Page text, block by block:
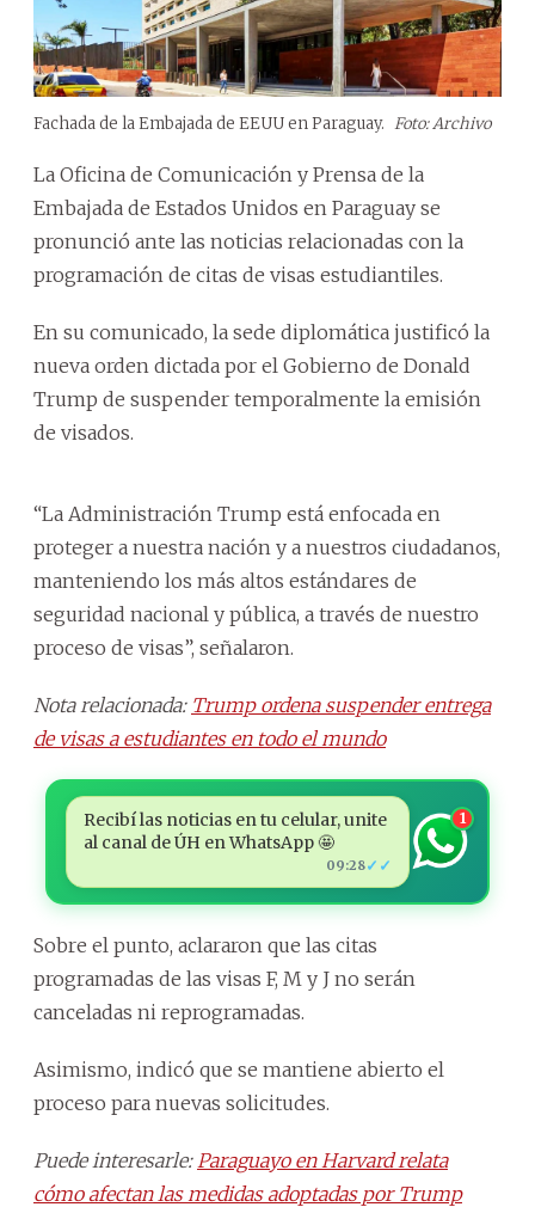
Fachada de la Embajada de EEUU en Paraguay. Foto: Archivo
La Oficina de Comunicación y Prensa de la
Embajada de Estados Unidos en Paraguay se
pronunció ante las noticias relacionadas con la
programación de citas de visas estudiantiles.
En su comunicado, la sede diplomática justificó la
nueva orden dictada por el Gobierno de Donald
Trump de suspender temporalmente la emisión
de visados.
“La Administración Trump está enfocada en
proteger a nuestra nación y a nuestros ciudadanos,
manteniendo los más altos estándares de
seguridad nacional y pública, a través de nuestro
proceso de visas”, señalaron.
Nota relacionada: Trump ordena suspender entrega
de visas a estudiantes en todo el mundo
Recibí las noticias en tu celular, unite
al canal de ÚH en WhatsApp 🤩
09:28✓✓
1
Sobre el punto, aclararon que las citas
programadas de las visas F, M y J no serán
canceladas ni reprogramadas.
Asimismo, indicó que se mantiene abierto el
proceso para nuevas solicitudes.
Puede interesarle: Paraguayo en Harvard relata
cómo afectan las medidas adoptadas por Trump